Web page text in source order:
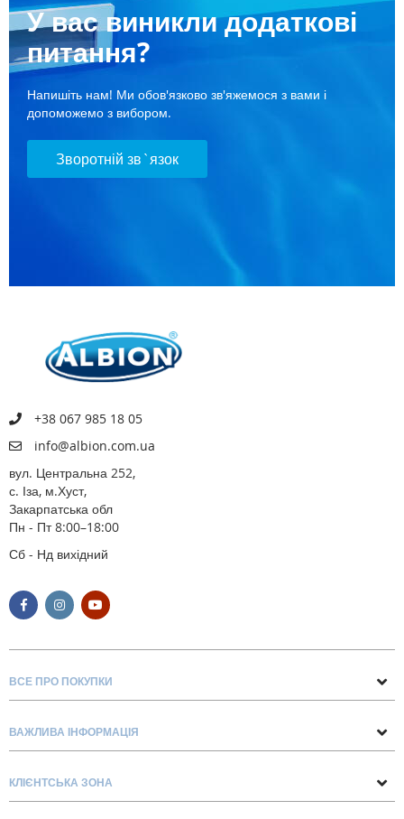
У вас виникли додаткові
питання?
Напишіть нам! Ми обов'язково зв'яжемося з вами і
допоможемо з вибором.
Зворотній зв`язок
+38 067 985 18 05
info@albion.com.ua
вул. Центральна 252,
с. Іза, м.Хуст,
Закарпатська обл
Пн - Пт 8:00–18:00
Сб - Нд вихідний
ВСЕ ПРО ПОКУПКИ
Про нас
Блог
ВАЖЛИВА ІНФОРМАЦІЯ
Доставка та оплата
КЛІЄНТСЬКА ЗОНА